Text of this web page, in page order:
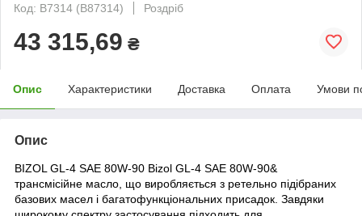
Код: B7314 (B87314)
Роздріб
43 315,69 ₴
Опис Характеристики Доставка Оплата Умови
Опис
BIZOL GL-4 SAE 80W-90 Bizol GL-4 SAE 80W-90&
трансмісійне масло, що виробляється з ретельно підібраних
базових масел і багатофункціональних присадок. Завдяки